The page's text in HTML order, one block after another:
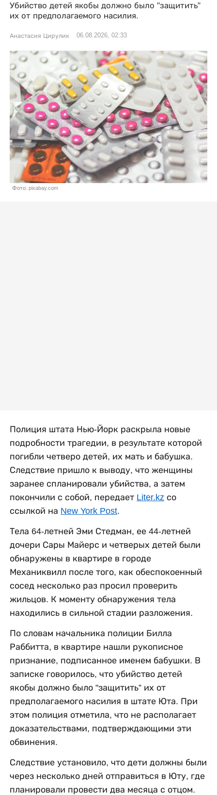
Убийство детей якобы должно было "защитить"
их от предполагаемого насилия.
Анастасия Цирулик 06.08.2026, 02:33
Фото: pixabay.com
Полиция штата Нью-Йорк раскрыла новые
подробности трагедии, в результате которой
погибли четверо детей, их мать и бабушка.
Следствие пришло к выводу, что женщины
заранее спланировали убийства, а затем
покончили с собой, передает Liter.kz со
ссылкой на New York Post.
Тела 64-летней Эми Стедман, ее 44-летней
дочери Сары Майерс и четверых детей были
обнаружены в квартире в городе
Механиквилл после того, как обеспокоенный
сосед несколько раз просил проверить
жильцов. К моменту обнаружения тела
находились в сильной стадии разложения.
По словам начальника полиции Билла
Раббитта, в квартире нашли рукописное
признание, подписанное именем бабушки. В
записке говорилось, что убийство детей
якобы должно было "защитить” их от
предполагаемого насилия в штате Юта. При
этом полиция отметила, что не располагает
доказательствами, подтверждающими эти
обвинения.
Следствие установило, что дети должны были
через несколько дней отправиться в Юту, где
планировали провести два месяца с отцом.